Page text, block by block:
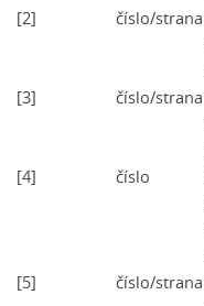
[2]
číslo/strana
[3]
číslo/strana
[4]
číslo
[5]
číslo/strana